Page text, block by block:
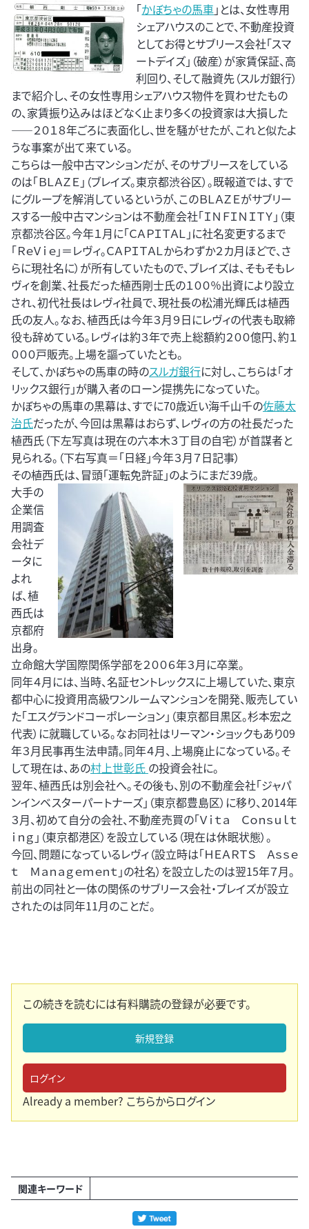
「かぼちゃの馬車」とは、女性専用
シェアハウスのことで、不動産投資
としてお得とサブリース会社「スマ
ートデイズ」（破産）が家賃保証、高
利回り、そして融資先（スルガ銀行）
まで紹介し、その女性専用シェアハウス物件を買わせたもの
の、家賃振り込みはほどなく止まり多くの投資家は大損した
――２０１８年ごろに表面化し、世を騒がせたが、これと似たよ
うな事案が出て来ている。
こちらは一般中古マンションだが、そのサブリースをしている
のは「ＢＬＡＺＥ」（ブレイズ。東京都渋谷区）。既報道では、すで
にグループを解消しているというが、このＢＬＡＺＥがサブリー
スする一般中古マンションは不動産会社「ＩＮＦＩＮＩＴＹ」（東
京都渋谷区。今年１月に「ＣＡＰＩＴＡＬ」に社名変更するまで
「ＲｅＶｉｅ」＝レヴィ。ＣＡＰＩＴＡＬからわずか２カ月ほどで、さ
らに現社名に）が所有していたもので、ブレイズは、そもそもレ
ヴィを創業、社長だった植西剛士氏の１００％出資により設立
され、初代社長はレヴィ社員で、現社長の松浦光輝氏は植西
氏の友人。なお、植西氏は今年３月９日にレヴィの代表も取締
役も辞めている。レヴィは約３年で売上総額約２００億円、約１
０００戸販売。上場を謳っていたとも。
そして、かぼちゃの馬車の時のスルガ銀行に対し、こちらは「オ
リックス銀行」が購入者のローン提携先になっていた。
かぼちゃの馬車の黒幕は、すでに70歳近い海千山千の佐藤太
治氏だったが、今回は黒幕はおらず、レヴィの方の社長だった
植西氏（下左写真は現在の六本木３丁目の自宅）が首謀者と
見られる。（下右写真＝「日経」今年３月７日記事）
その植西氏は、冒頭「運転免許証」のようにまだ39歳。
大手の
企業信
用調査
会社デ
ータに
よれ
ば、植
西氏は
京都府
出身。
立命館大学国際関係学部を２００６年３月に卒業。
同年４月には、当時、名証セントレックスに上場していた、東京
都中心に投資用高級ワンルームマンションを開発、販売してい
た「エスグランドコーポレーション」（東京都目黒区。杉本宏之
代表）に就職している。なお同社はリーマン・ショックもあり09
年３月民事再生法申請。同年４月、上場廃止になっている。そ
して現在は、あの村上世彰氏 の投資会社に。
翌年、植西氏は別会社へ。その後も、別の不動産会社「ジャパ
ンインベスターパートナーズ」（東京都豊島区）に移り、2014年
３月、初めて自分の会社、不動産売買の「Ｖｉｔａ Ｃｏｎｓｕｌｔ
ｉｎｇ」（東京都港区）を設立している（現在は休眠状態）。
今回、問題になっているレヴィ（設立時は「ＨＥＡＲＴＳ Ａｓｓｅ
ｔ Ｍａｎａｇｅｍｅｎｔ」の社名）を設立したのは翌15年７月。
前出の同社と一体の関係のサブリース会社・ブレイズが設立
されたのは同年11月のことだ。
この続きを読むには有料購読の登録が必要です。
新規登録
ログイン
Already a member? こちらからログイン
関連キーワード